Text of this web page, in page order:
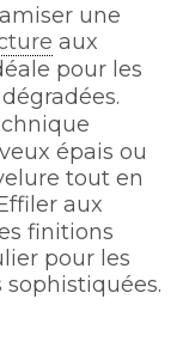
une
aux
pour les
épais ou
tout en
aux
finitions
pour les